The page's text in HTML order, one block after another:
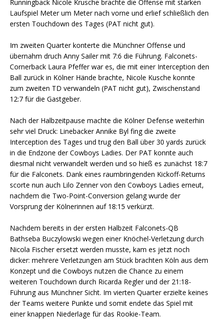
Runningback Nicole Krusche brachte die Offense mit starken
Laufspiel Meter um Meter nach vorne und erlief schließlich den
ersten Touchdown des Tages (PAT nicht gut).
Im zweiten Quarter konterte die Münchner Offense und
übernahm druch Anny Sailer mit 7:6 die Führung. Falconets-
Cornerback Laura Pfeffer war es, die mit einer Interception den
Ball zurück in Kölner Hände brachte, Nicole Kusche konnte
zum zweiten TD verwandeln (PAT nicht gut), Zwischenstand
12:7 für die Gastgeber.
Nach der Halbzeitpause machte die Kölner Defense weiterhin
sehr viel Druck: Linebacker Annike Byl fing die zweite
Interception des Tages und trug den Ball über 30 yards zurück
in die Endzone der Cowboys Ladies. Der PAT konnte auch
diesmal nicht verwandelt werden und so hieß es zunächst 18:7
für die Falconets. Dank eines raumbringenden Kickoff-Returns
scorte nun auch Lilo Zenner von den Cowboys Ladies erneut,
nachdem die Two-Point-Conversion gelang wurde der
Vorsprung der Kölnerinnen auf 18:15 verkürzt.
Nachdem bereits in der ersten Halbzeit Falconets-QB
Bathseba Buczylowski wegen einer Knöchel-Verletzung durch
Nicola Fischer ersetzt werden musste, kam es jetzt noch
dicker: mehrere Verletzungen am Stück brachten Köln aus dem
Konzept und die Cowboys nutzen die Chance zu einem
weiteren Touchdown durch Ricarda Regler und der 21:18-
Führung aus Münchner Sicht. Im vierten Quarter erzielte keines
der Teams weitere Punkte und somit endete das Spiel mit
einer knappen Niederlage für das Rookie-Team.